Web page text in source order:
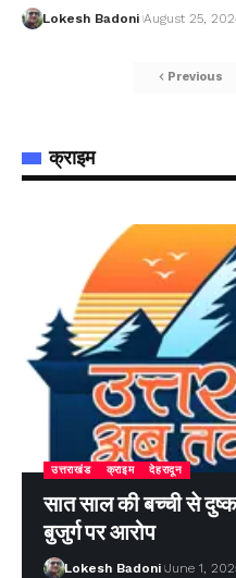
Lokesh Badoni August 25,
Previous
क्राइम
उत्तराखंड क्राइम देहरादून
सात साल की बच्ची से
बुजुर्ग पर आरोप
Lokesh Badoni June 1,